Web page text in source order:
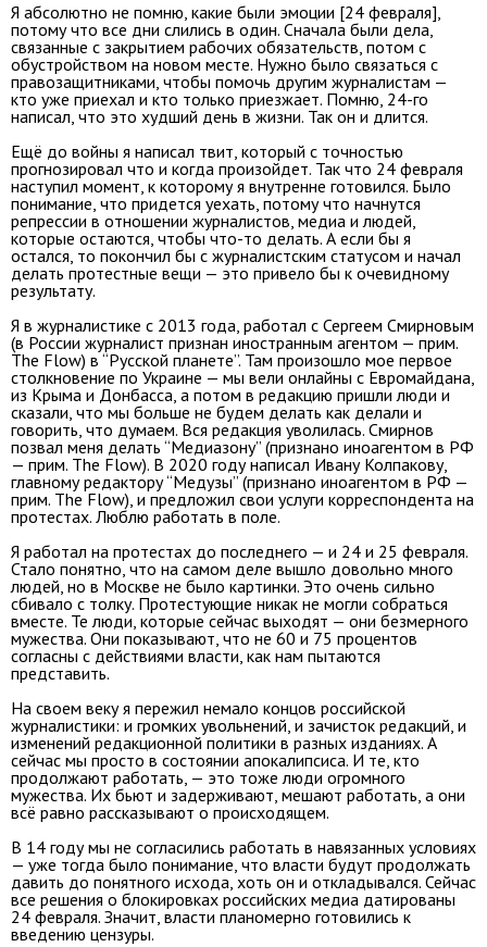
Я абсолютно не помню, какие были эмоции [24 февраля],
потому что все дни слились в один. Сначала были дела,
связанные с закрытием рабочих обязательств, потом с
обустройством на новом месте. Нужно было связаться с
правозащитниками, чтобы помочь другим журналистам —
кто уже приехал и кто только приезжает. Помню, 24-го
написал, что это худший день в жизни. Так он и длится.
Ещё до войны я написал твит, который с точностью
прогнозировал что и когда произойдет. Так что 24 февраля
наступил момент, к которому я внутренне готовился. Было
понимание, что придется уехать, потому что начнутся
репрессии в отношении журналистов, медиа и людей,
которые остаются, чтобы что-то делать. А если бы я
остался, то покончил бы с журналистским статусом и начал
делать протестные вещи — это привело бы к очевидному
результату.
Я в журналистике с 2013 года, работал с Сергеем Смирновым
(в России журналист признан иностранным агентом — прим.
The Flow) в “Русской планете”. Там произошло мое первое
столкновение по Украине — мы вели онлайны с Евромайдана,
из Крыма и Донбасса, а потом в редакцию пришли люди и
сказали, что мы больше не будем делать как делали и
говорить, что думаем. Вся редакция уволилась. Смирнов
позвал меня делать “Медиазону” (признано иноагентом в РФ
— прим. The Flow). В 2020 году написал Ивану Колпакову,
главному редактору “Медузы” (признано иноагентом в РФ —
прим. The Flow), и предложил свои услуги корреспондента на
протестах. Люблю работать в поле.
Я работал на протестах до последнего — и 24 и 25 февраля.
Стало понятно, что на самом деле вышло довольно много
людей, но в Москве не было картинки. Это очень сильно
сбивало с толку. Протестующие никак не могли собраться
вместе. Те люди, которые сейчас выходят — они безмерного
мужества. Они показывают, что не 60 и 75 процентов
согласны с действиями власти, как нам пытаются
представить.
На своем веку я пережил немало концов российской
журналистики: и громких увольнений, и зачисток редакций, и
изменений редакционной политики в разных изданиях. А
сейчас мы просто в состоянии апокалипсиса. И те, кто
продолжают работать, — это тоже люди огромного
мужества. Их бьют и задерживают, мешают работать, а они
всё равно рассказывают о происходящем.
В 14 году мы не согласились работать в навязанных условиях
— уже тогда было понимание, что власти будут продолжать
давить до понятного исхода, хоть он и откладывался. Сейчас
все решения о блокировках российских медиа датированы
24 февраля. Значит, власти планомерно готовились к
введению цензуры.